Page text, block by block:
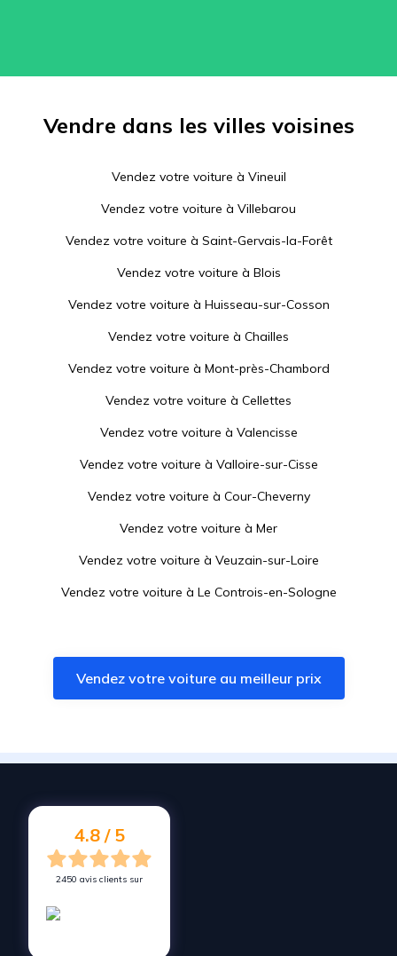
Vendre dans les villes voisines
Vendez votre voiture à Vineuil
Vendez votre voiture à Villebarou
Vendez votre voiture à Saint-Gervais-la-Forêt
Vendez votre voiture à Blois
Vendez votre voiture à Huisseau-sur-Cosson
Vendez votre voiture à Chailles
Vendez votre voiture à Mont-près-Chambord
Vendez votre voiture à Cellettes
Vendez votre voiture à Valencisse
Vendez votre voiture à Valloire-sur-Cisse
Vendez votre voiture à Cour-Cheverny
Vendez votre voiture à Mer
Vendez votre voiture à Veuzain-sur-Loire
Vendez votre voiture à Le Controis-en-Sologne
Vendez votre voiture àBeaugency
Vendez votre voiture àMontrichard Val de Cher
Vendez votre voiture à
Vendez votre voiture au meilleur prix
4.8 / 5
2450 avis clients sur